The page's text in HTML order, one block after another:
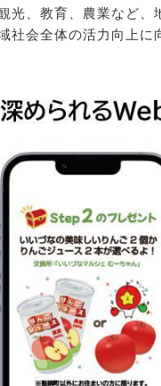
、教育、農業など、
会全体の活力向上に